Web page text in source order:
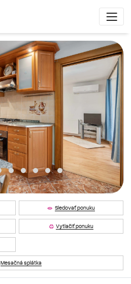
Sledovať ponuku
Vytlačiť ponuku
Mesačná splátka